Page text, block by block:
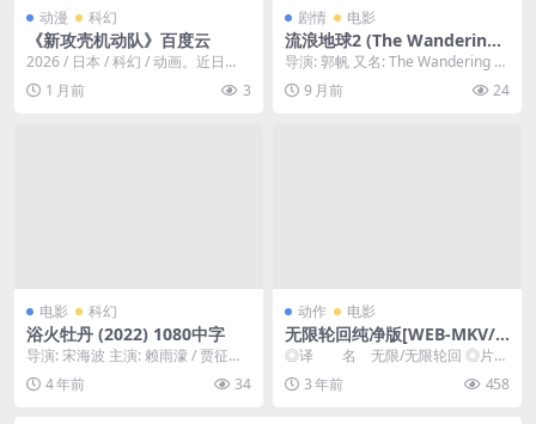
动漫 科幻
《新攻壳机动队》百度云
2026 / 日本 / 科幻 / 动画。近日
《攻壳机动队》官方宣布，根据士
郎正宗...
1 月前 3
剧情 电影
流浪地球2 (The Wandering
Earth 2) – 2023 – 科幻/冒险/
灾难 – 4K高清中字 – 夸克网
盘/百度网盘/迅雷网盘免费下
导演: 郭帆 又名: The Wandering E
arth Ⅱ / The W...
9 月前 24
电影 科幻
浴火牡丹 (2022) 1080中字
导演: 宋海波 主演: 赖雨濛 / 贾征宇 /
杨净如 / 符骞文 类型: 爱情...
4 年前 34
动作 电影
无限轮回纯净版[WEB-MKV/2.
02GB][中英字幕][1080P][美
国科幻动作片
◎译 名 无限/无限轮回 ◎片
名 Infinite ◎年 代 2021
... 3 年前 458